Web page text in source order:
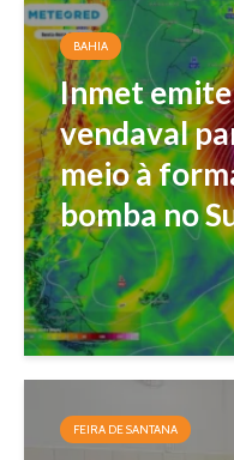
BAHIA
Inmet
vendaval
meio à
bomba no
FEIRA DE SANTANA